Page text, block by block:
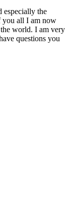
especially the
you all I am now
world. I am very
questions you